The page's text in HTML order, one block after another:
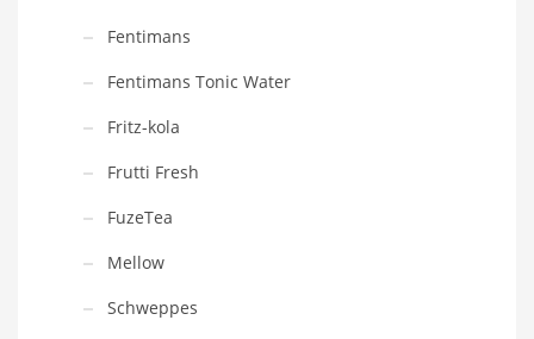
Fentimans
Fentimans Tonic Water
Fritz-kola
Frutti Fresh
FuzeTea
Mellow
Schweppes